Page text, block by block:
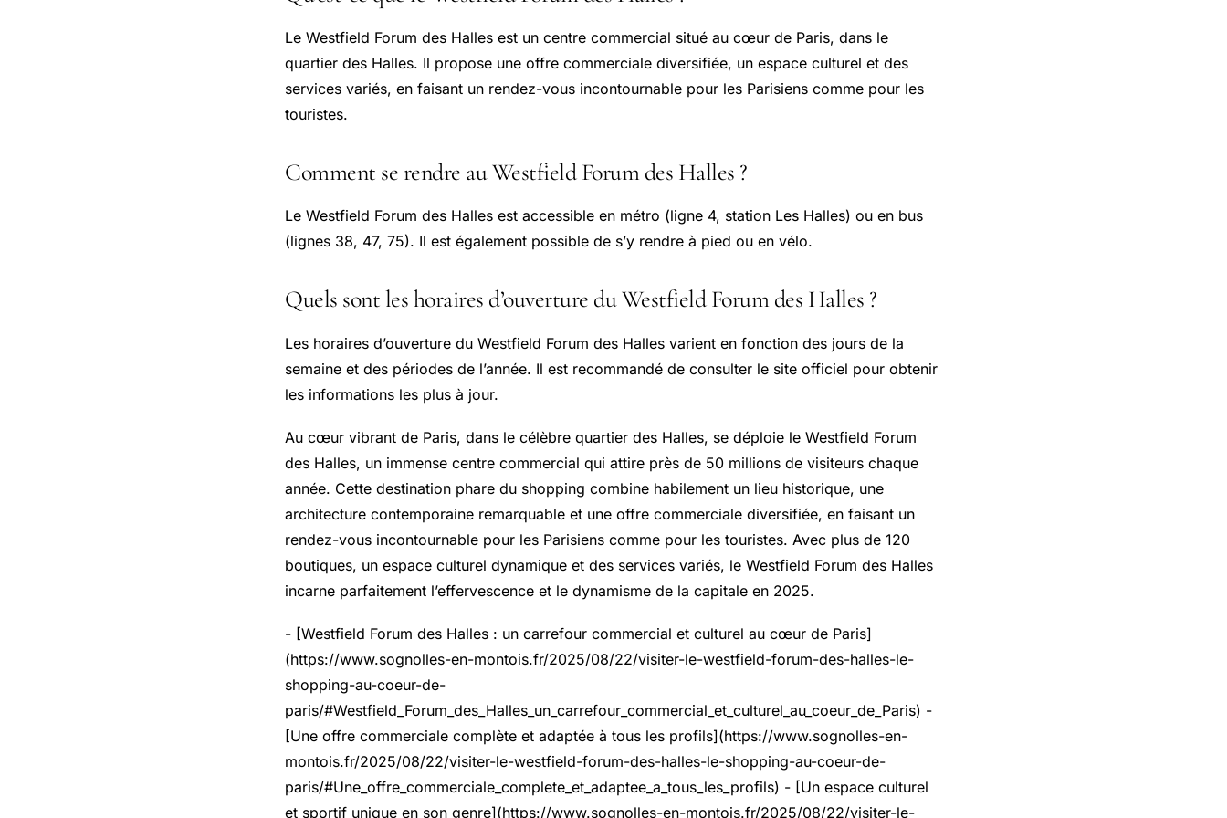
Le Westfield Forum des Halles est un centre commercial situé au cœur de Paris, dans le
quartier des Halles. Il propose une offre commerciale diversifiée, un espace culturel et des
services variés, en faisant un rendez-vous incontournable pour les Parisiens comme pour les
touristes.
Comment se rendre au Westfield Forum des Halles ?
Le Westfield Forum des Halles est accessible en métro (ligne 4, station Les Halles) ou en bus
(lignes 38, 47, 75). Il est également possible de s’y rendre à pied ou en vélo.
Quels sont les horaires d’ouverture du Westfield Forum des Halles ?
Les horaires d’ouverture du Westfield Forum des Halles varient en fonction des jours de la
semaine et des périodes de l’année. Il est recommandé de consulter le site officiel pour obtenir
les informations les plus à jour.
Au cœur vibrant de Paris, dans le célèbre quartier des Halles, se déploie le Westfield Forum
des Halles, un immense centre commercial qui attire près de 50 millions de visiteurs chaque
année. Cette destination phare du shopping combine habilement un lieu historique, une
architecture contemporaine remarquable et une offre commerciale diversifiée, en faisant un
rendez-vous incontournable pour les Parisiens comme pour les touristes. Avec plus de 120
boutiques, un espace culturel dynamique et des services variés, le Westfield Forum des Halles
incarne parfaitement l’effervescence et le dynamisme de la capitale en 2025.
- [Westfield Forum des Halles : un carrefour commercial et culturel au cœur de Paris]
(https://www.sognolles-en-montois.fr/2025/08/22/visiter-le-westfield-forum-des-halles-le-
shopping-au-coeur-de-
paris/#Westfield_Forum_des_Halles_un_carrefour_commercial_et_culturel_au_coeur_de_Paris) -
[Une offre commerciale complète et adaptée à tous les profils](https://www.sognolles-en-
montois.fr/2025/08/22/visiter-le-westfield-forum-des-halles-le-shopping-au-coeur-de-
paris/#Une_offre_commerciale_complete_et_adaptee_a_tous_les_profils) - [Un espace culturel
et sportif unique en son genre](https://www.sognolles-en-montois.fr/2025/08/22/visiter-le-